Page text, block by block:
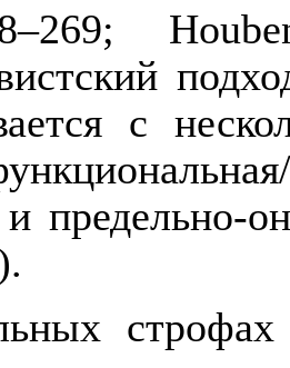
с
предельно-
строфах